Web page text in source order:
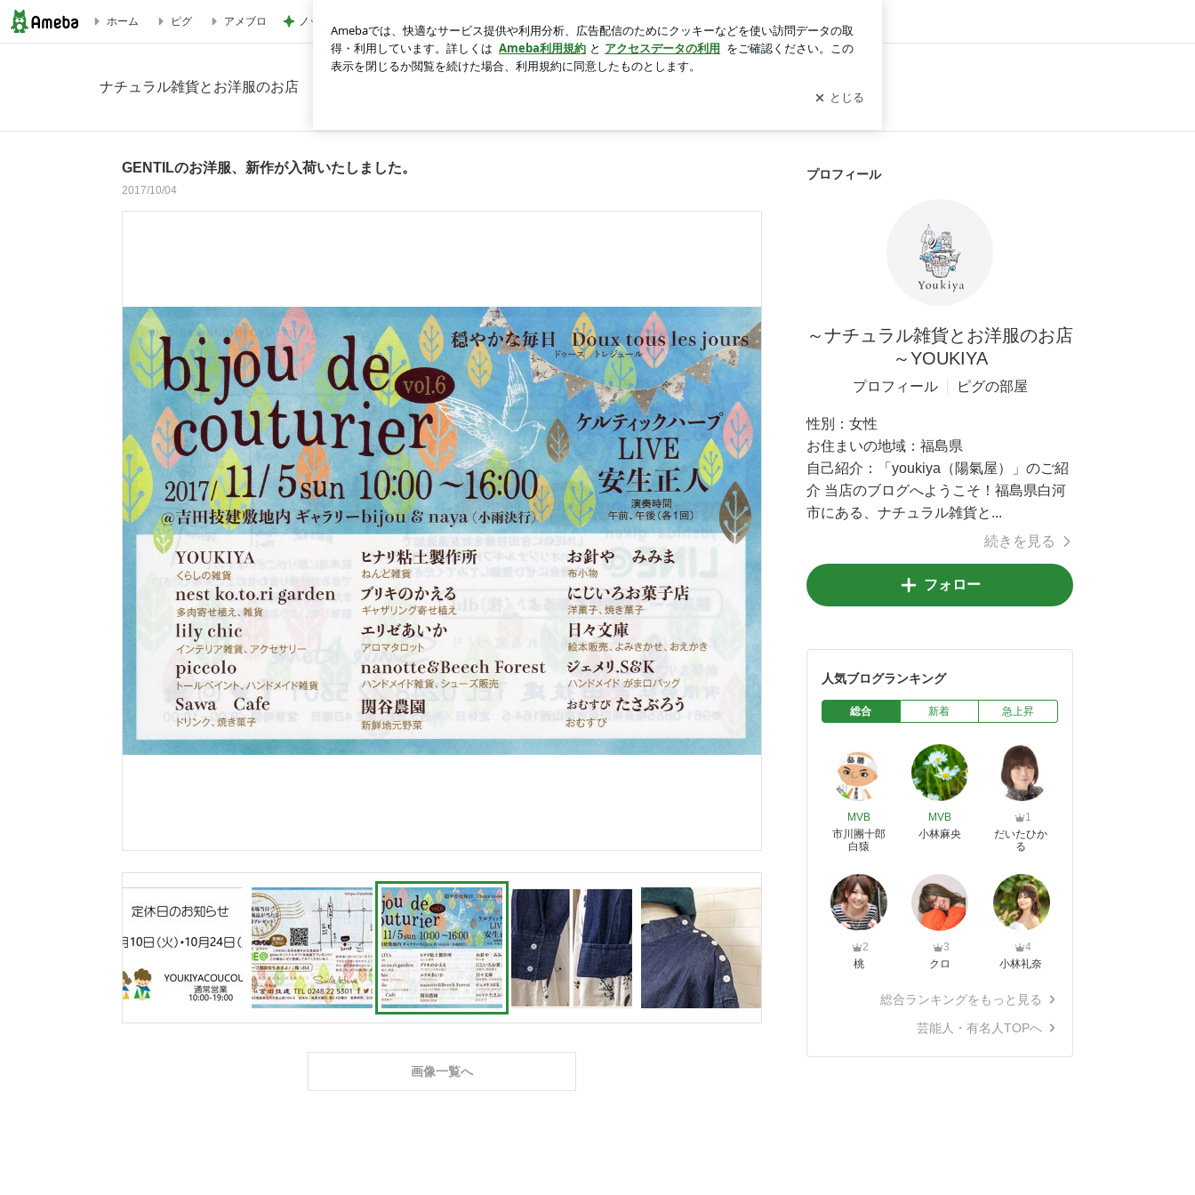
GENTILのお洋服、新作が入荷いたしました。の画像 7枚中3枚目
ホーム ピグ アメブロ ノッチ 元G選手との感激の1枚
ナチュラル雑貨とお洋服のお店 YOUKIYA ～陽氣屋～
GENTILのお洋服、新作が入荷いたしました。
2017/10/04
画像一覧へ
プロフィール
～ナチュラル雑貨とお洋服のお店
～YOUKIYA
プロフィール ピグの部屋
性別： 女性
お住まいの地域： 福島県
自己紹介：
「youkiya（陽氣屋）」のご紹
介 当店のブログへようこそ！福島県白河
市にある、ナチュラル雑貨と...
続きを見る
フォロー
人気ブログランキング
総合 新着 急上昇
MVB
市川團十郎
白猿
MVB
小林麻央
1
だいたひか
る
2
桃
3
クロ
4
小林礼奈
総合ランキングをもっと見る
芸能人・有名人TOPへ